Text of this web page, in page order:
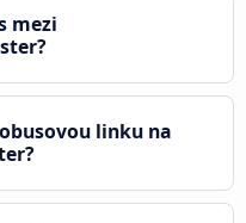
mezi
linku na